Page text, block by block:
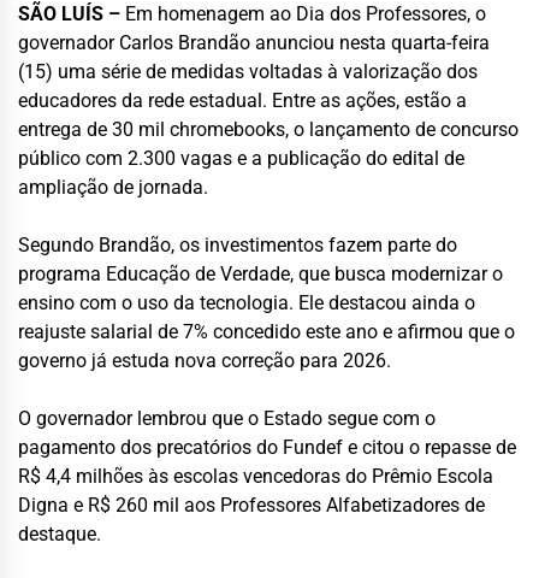
SÃO LUÍS – Em homenagem ao Dia dos Professores, o
governador Carlos Brandão anunciou nesta quarta-feira
(15) uma série de medidas voltadas à valorização dos
educadores da rede estadual. Entre as ações, estão a
entrega de 30 mil chromebooks, o lançamento de concurso
público com 2.300 vagas e a publicação do edital de
ampliação de jornada.
Segundo Brandão, os investimentos fazem parte do
programa Educação de Verdade, que busca modernizar o
ensino com o uso da tecnologia. Ele destacou ainda o
reajuste salarial de 7% concedido este ano e afirmou que o
governo já estuda nova correção para 2026.
O governador lembrou que o Estado segue com o
pagamento dos precatórios do Fundef e citou o repasse de
R$ 4,4 milhões às escolas vencedoras do Prêmio Escola
Digna e R$ 260 mil aos Professores Alfabetizadores de
destaque.